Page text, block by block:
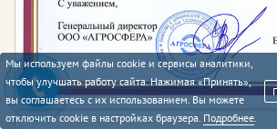
Мы используем файлы cookie и сервисы аналитики,
чтобы улучшать работу сайта. Нажимая «Принять»,
вы соглашаетесь с их использованием. Вы можете
отключить cookie в настройках браузера. Подробнее.